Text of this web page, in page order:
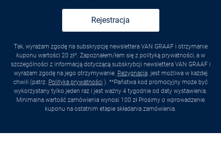
Rejestracja
Tak, wyrażam zgodę na subskrypcję newslettera VAN GRAAF i otrzymanie
kuponu wartości 20 zł*. Zapoznałem/łam się z polityką prywatności, a w
szczególności z informacją dotyczącą subskrybcji newslettera VAN GRAAF i
wyrażam zgodę na jego otrzymywanie. Rezygnacja. jest możliwa w każdej
chwili (patrz: Polityka prywatności ). **Państwa kod promocyjny może być
wykorzystany tylko jeden raz i jest ważny 4 tygodnie od daty wystawienia.
Minimalna wartość zamówienia wynosi 100 zł Prosimy o wprowadzenie
kuponu na ostatnim etapie składania zamówienia.